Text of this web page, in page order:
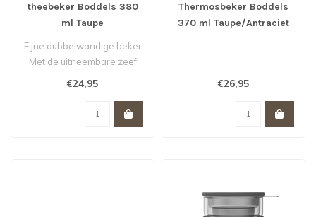
theebeker Boddels 380
ml Taupe
Fijne dubbelwandige beker
Met de uitneembare zeef
van roestvrij staal kun je in ..
€24,95
Thermosbeker Boddels
370 ml Taupe/Antraciet
€26,95